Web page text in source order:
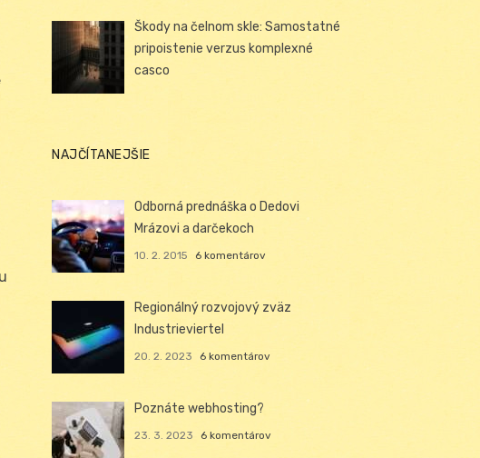
Škody na čelnom skle: Samostatné
pripoistenie verzus komplexné
casco
NAJČÍTANEJŠIE
Odborná prednáška o Dedovi
Mrázovi a darčekoch
10. 2. 2015 6 komentárov
Regionálný rozvojový zväz
Industrieviertel
20. 2. 2023 6 komentárov
Poznáte webhosting?
23. 3. 2023 6 komentárov